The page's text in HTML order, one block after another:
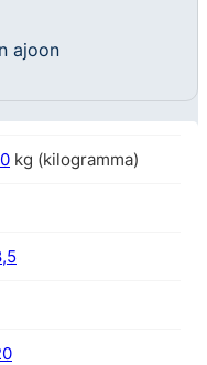
ajoon
kg (kilogramma)